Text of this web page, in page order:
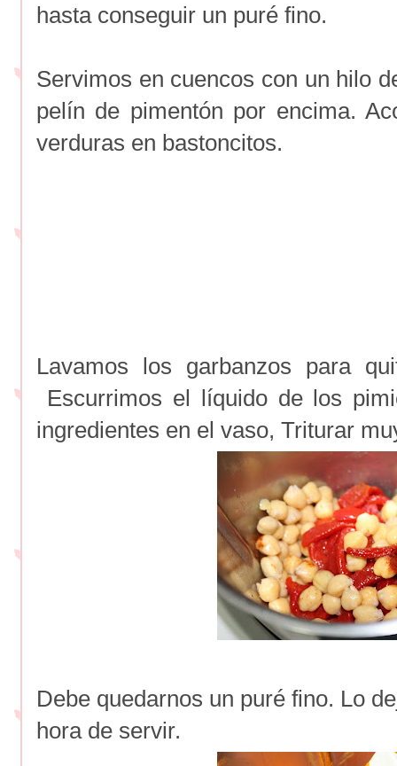
hasta conseguir un puré fino.
Servimos en cuencos con un hilo
pelín de pimentón por encima.
verduras en bastoncitos.
Lavamos los garbanzos para
Escurrimos el líquido de los
ingredientes en el vaso, Triturar
Debe quedarnos un puré fino. Lo
hora de servir.